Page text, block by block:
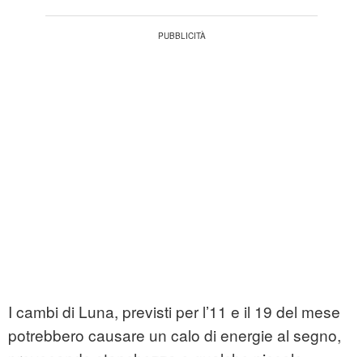
I cambi di Luna, previsti per l’11 e il 19 del mese
potrebbero causare un calo di energie al segno,